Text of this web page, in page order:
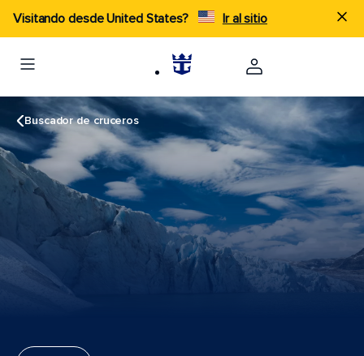
Visitando desde United States? Ir al sitio
Buscador de cruceros